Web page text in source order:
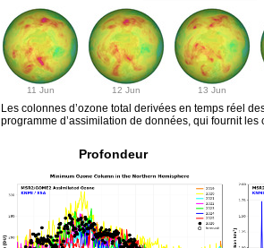
11 Jun 12 Jun 13 Jun
Les colonnes d’ozone total derivées en temps réel
programme d’assimilation de données, qui fournit
Profondeur